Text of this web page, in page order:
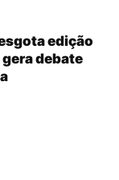
edição
gera debate